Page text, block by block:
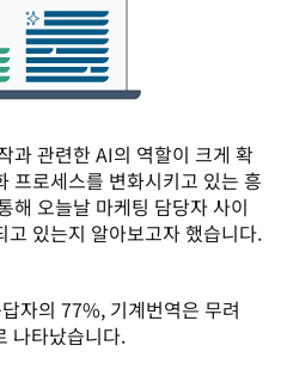
과 관련한 AI의 역할이 크게 확
프로세스를 변화시키고 있는 흥
해 오늘날 마케팅 담당자 사이
있는지 알아보고자 했습니다.
자의 77%, 기계번역은 무려
나타났습니다.